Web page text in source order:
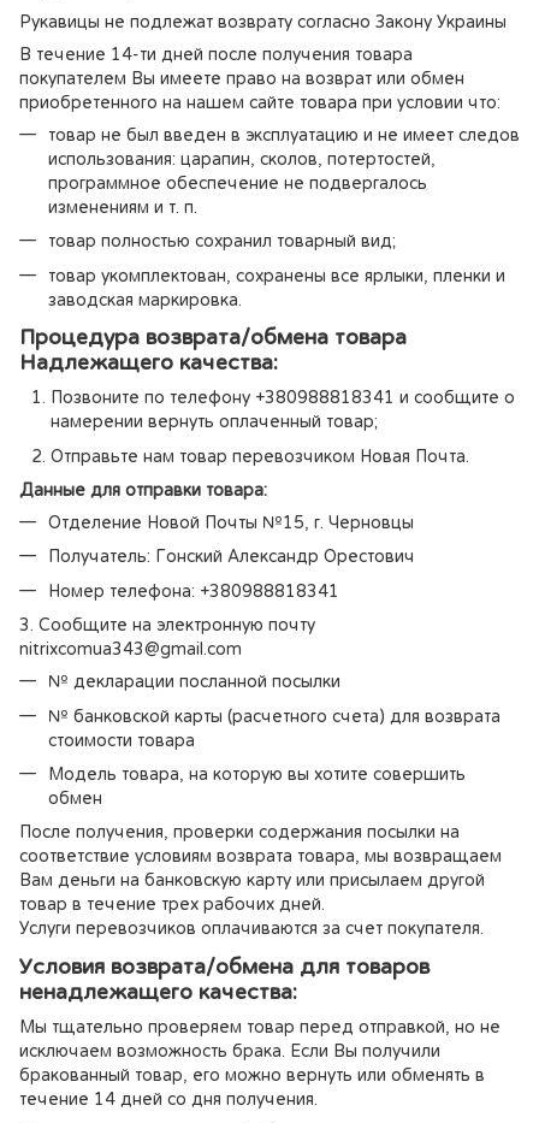
Рукавицы не подлежат возврату согласно Закону Украины
В течение 14-ти дней после получения товара
покупателем Вы имеете право на возврат или обмен
приобретенного на нашем сайте товара при условии что:
товар не был введен в эксплуатацию и не имеет следов
использования: царапин, сколов, потертостей,
программное обеспечение не подвергалось
изменениям и т. п.
товар полностью сохранил товарный вид;
товар укомплектован, сохранены все ярлыки, пленки и
заводская маркировка.
Процедура возврата/обмена товара
Надлежащего качества:
Позвоните по телефону +380988818341 и сообщите о
намерении вернуть оплаченный товар;
Отправьте нам товар перевозчиком Новая Почта.
Данные для отправки товара:
Отделение Новой Почты №15, г. Черновцы
Получатель: Гонский Александр Орестович
Номер телефона: +380988818341
3. Сообщите на электронную почту
nitrixcomua343@gmail.com
№ декларации посланной посылки
№ банковской карты (расчетного счета) для возврата
стоимости товара
Модель товара, на которую вы хотите совершить
обмен
После получения, проверки содержания посылки на
соответствие условиям возврата товара, мы возвращаем
Вам деньги на банковскую карту или присылаем другой
товар в течение трех рабочих дней.
Услуги перевозчиков оплачиваются за счет покупателя.
Условия возврата/обмена для товаров
ненадлежащего качества:
Мы тщательно проверяем товар перед отправкой, но не
исключаем возможность брака. Если Вы получили
бракованный товар, его можно вернуть или обменять в
течение 14 дней со дня получения.